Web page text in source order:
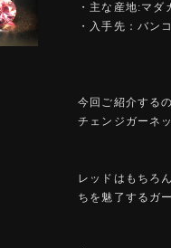
・主な産地:マダ
・入手先：バン
今回ご紹介する
チェンジガーネ
レッドはもちろ
ちを魅了するガ